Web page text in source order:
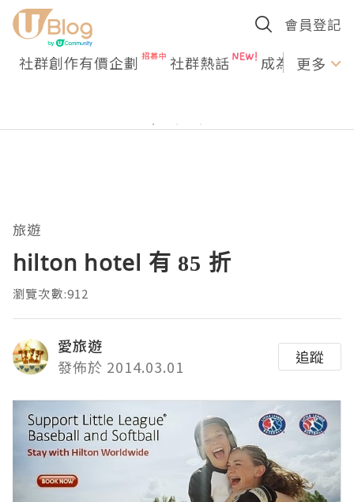
會員登記
社群創作有價企劃 社群熱話 成為U更多
旅遊
hilton hotel 有 85 折
瀏覽次數:912
愛旅遊
發佈於 2014.03.01
追蹤